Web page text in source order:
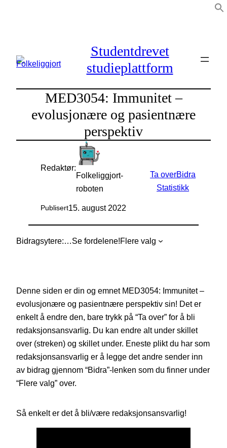
Studentdrevet
studieplattform
MED3054: Immunitet –
evolusjonære og pasientnære
perspektiv
Redaktør:
Folkeliggjort-
roboten
Publisert15. august 2022
Ta overBidra
Statistikk
Bidragsytere: Se fordelene!Flere valg
Denne siden er din og emnet MED3054: Immunitet –
evolusjonære og pasientnære perspektiv sin! Det er
enkelt å endre den, bare trykk på “Ta over” for å bli
redaksjonsansvarlig. Du kan endre alt under skillet
over (streken) og skillet under. Eneste plikt du har som
redaksjonsansvarlig er å legge det andre sender inn
av bidrag gjennom “Bidra”-lenken som du finner under
“Flere valg” over.
Så enkelt er det å bli/være redaksjonsansvarlig!